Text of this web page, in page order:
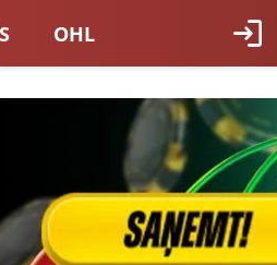
OHL
HOKEJS
LATVIJĀ